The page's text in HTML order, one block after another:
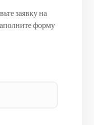
заявку на
форму